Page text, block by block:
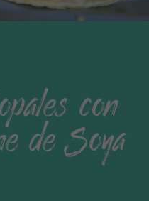
con
de Soya